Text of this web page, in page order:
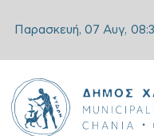
Παρασκευή, 07 Αυγ,